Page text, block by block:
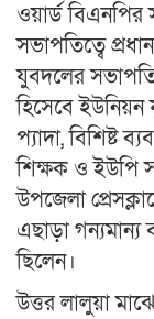
ওয়ার্ড বিএনপির
সভাপতিত্বে
যুবদলের সভাপতি
হিসেবে
প্যাদা, বিশিষ্ট
শিক্ষক ও ইউপি
উপজেলা
এছাড়া গন্যমান্য
ছিলেন।
উত্তর লালুয়া